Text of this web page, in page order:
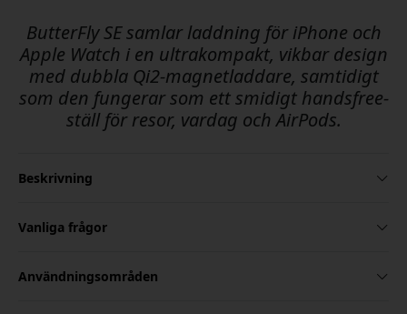
ButterFly SE samlar laddning för iPhone och
Apple Watch i en ultrakompakt, vikbar design
med dubbla Qi2-magnetladdare, samtidigt
som den fungerar som ett smidigt handsfree-
ställ för resor, vardag och AirPods.
Beskrivning
Vanliga frågor
Användningsområden